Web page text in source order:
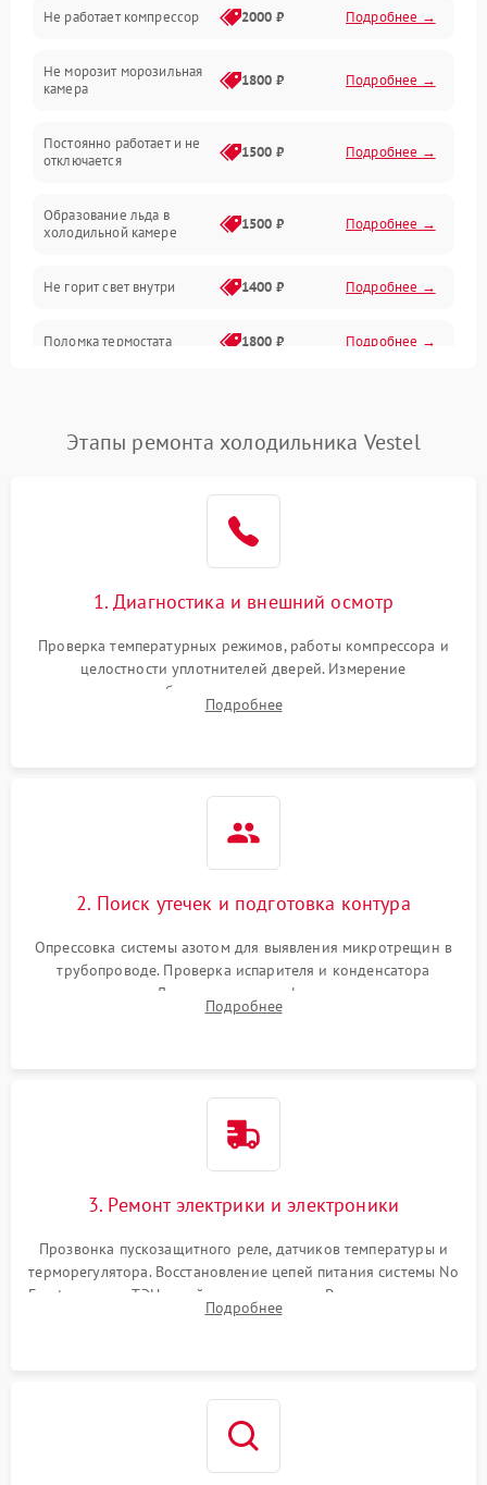
Электропитание
Дренаж
Не работает компрессор 2000 ₽ Подробнее →
Не морозит морозильная
камера
1800 ₽ Подробнее →
Постоянно работает и не
отключается
1500 ₽ Подробнее →
Образование льда в
холодильной камере
1500 ₽ Подробнее →
Не горит свет внутри 1400 ₽ Подробнее →
Поломка термостата 1800 ₽ Подробнее →
Поломка системы No Frost 2600 ₽ Подробнее →
работе
2000 ₽ Подробнее →
1000 ₽
1800 ₽
Этапы ремонта холодильника Vestel
1. Диагностика и внешний осмотр
Проверка температурных режимов, работы компрессора и
целостности уплотнителей дверей. Измерение
сопротивления обмоток мотора, проверка термостата и
считывание кодов ошибок с электронного дисплея.
Подробнее
2. Поиск утечек и подготовка контура
Опрессовка системы азотом для выявления микротрещин в
трубопроводе. Проверка испарителя и конденсатора
течеискателем. Демонтаж старого фильтра-осушителя и
продувка капиллярной трубки для устранения засоров.
Подробнее
3. Ремонт электрики и электроники
Прозвонка пускозащитного реле, датчиков температуры и
терморегулятора. Восстановление цепей питания системы No
Frost, включая ТЭН оттайки и вентилятор. Ремонт или замена
платы управления при сбоях алгоритмов.
Подробнее